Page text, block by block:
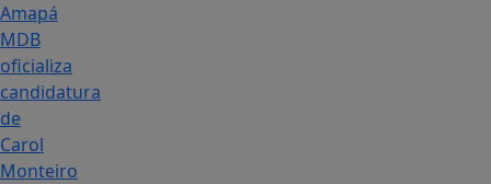
Amapá
MDB
oficializa
candidatura
de
Carol
Monteiro